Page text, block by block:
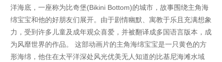
洋海底，一座称为比奇堡(Bikini Bottom)的城市，故事围绕主角海
绵宝宝和他的好朋友们展开。由于剧情幽默、寓教于乐且充满想象
力，受到许多儿童及成年观众喜爱，并被翻译成多国语言版本，成
为风靡世界的作品。 这部动画片的主角海绵宝宝是一只黄色的方
形海绵，他住在太平洋深处风光优美无人知道的比基尼海滩水域